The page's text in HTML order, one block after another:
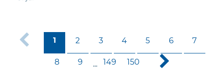
1 2 3 4 5 6 7
8 9 ... 149 150